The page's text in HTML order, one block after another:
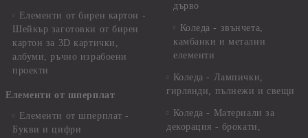
Елементи от бирен картон -
Шейкър заготовки от бирен
картон за 3D картички,
албуми, ръчно израбоени
проекти
Елементи от шперплат
Елементи от шперплат -
Букви и цифри
дърво
Коледа - звънчета,
камбанки и метални
елементи
Коледа - Лампички,
гирлянди, пълнежи и свещи
Коледа - Материали за
декорация - брокати,